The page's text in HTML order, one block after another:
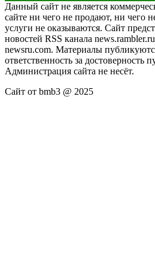
Данный сайт не является
сайте ни чего не продают, ни чего
услуги не оказываются. Сайт
новостей RSS канала
newsru.com. Материалы
ответственность за достоверность
Администрация сайта не несёт.
Сайт от bmb3 @ 2025